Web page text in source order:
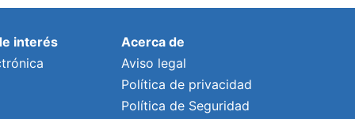
interés
Acerca de
Aviso legal
Política de privacidad
Política de Seguridad